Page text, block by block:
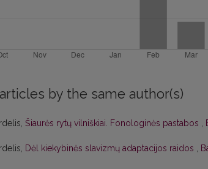
by the same author(s)
Šiaurės rytų vilniškiai. Fonologinės pastabos ,
Dėl kiekybinės slavizmų adaptacijos raidos ,